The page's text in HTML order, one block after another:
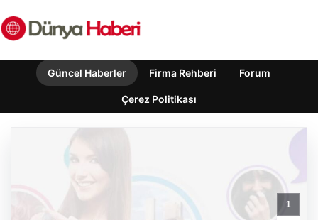
Güncel Haberler Firma Rehberi Forum
Çerez Politikası
1